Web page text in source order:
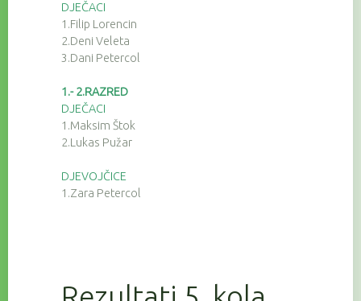
DJEČACI
1.Filip Lorencin
2.Deni Veleta
3.Dani Petercol
1.- 2.RAZRED
DJEČACI
1.Maksim Štok
2.Lukas Pužar
DJEVOJČICE
1.Zara Petercol